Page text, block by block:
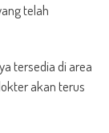
telah
tersedia di area
akan terus